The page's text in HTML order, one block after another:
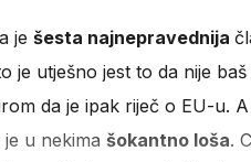
je šesta najnepravednija
je utješno jest to da nije
da je ipak riječ o EU-u.
u nekima šokantno loša.